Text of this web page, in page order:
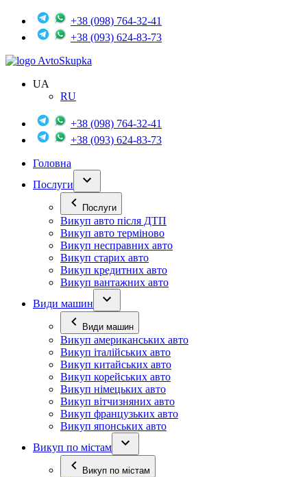
+38 (098) 764-32-41
+38 (093) 624-83-73
AvtoSkupka
UA
RU
+38 (098) 764-32-41
+38 (093) 624-83-73
Головна
Послуги
Послуги
Викуп авто після ДТП
Викуп авто терміново
Викуп несправних авто
Викуп старих авто
Викуп кредитних авто
Викуп вантажних авто
Види машин
Види машин
Викуп американських авто
Викуп італійських авто
Викуп китайських авто
Викуп корейських авто
Викуп німецьких авто
Викуп вітчизняних авто
Викуп французьких авто
Викуп японських авто
Викуп по містам
Викуп по містам